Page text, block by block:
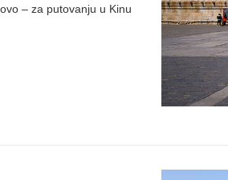
– za putovanju u Kinu